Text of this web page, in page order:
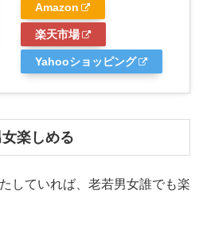
Amazon
楽天市場
Yahooショッピング
楽しめる
していれば、老若男女誰でも楽